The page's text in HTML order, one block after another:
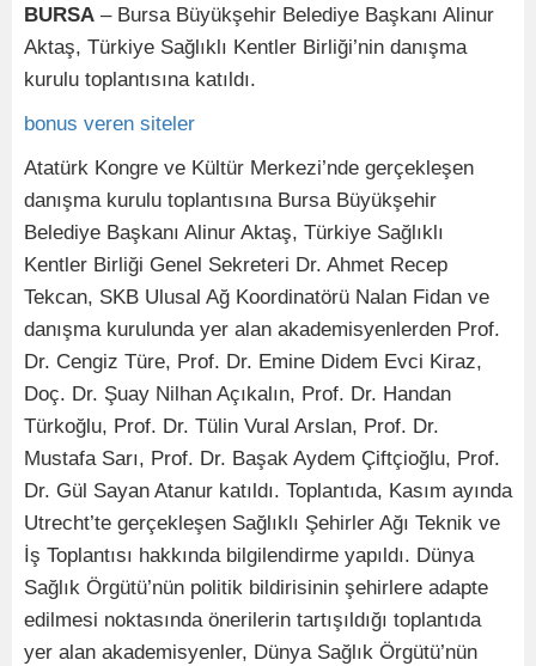
BURSA – Bursa Büyükşehir Belediye Başkanı Alinur
Aktaş, Türkiye Sağlıklı Kentler Birliği’nin danışma
kurulu toplantısına katıldı.
bonus veren siteler
Atatürk Kongre ve Kültür Merkezi’nde gerçekleşen
danışma kurulu toplantısına Bursa Büyükşehir
Belediye Başkanı Alinur Aktaş, Türkiye Sağlıklı
Kentler Birliği Genel Sekreteri Dr. Ahmet Recep
Tekcan, SKB Ulusal Ağ Koordinatörü Nalan Fidan ve
danışma kurulunda yer alan akademisyenlerden Prof.
Dr. Cengiz Türe, Prof. Dr. Emine Didem Evci Kiraz,
Doç. Dr. Şuay Nilhan Açıkalın, Prof. Dr. Handan
Türkoğlu, Prof. Dr. Tülin Vural Arslan, Prof. Dr.
Mustafa Sarı, Prof. Dr. Başak Aydem Çiftçioğlu, Prof.
Dr. Gül Sayan Atanur katıldı. Toplantıda, Kasım ayında
Utrecht’te gerçekleşen Sağlıklı Şehirler Ağı Teknik ve
İş Toplantısı hakkında bilgilendirme yapıldı. Dünya
Sağlık Örgütü’nün politik bildirisinin şehirlere adapte
edilmesi noktasında önerilerin tartışıldığı toplantıda
yer alan akademisyenler, Dünya Sağlık Örgütü’nün